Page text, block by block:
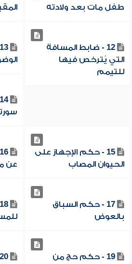
طفل مات بعد ولادته
12 - ضابط المسافة
التي يُترخص فيها
للتيمم
15 - حكم الإجهاز على
الحيوان المصاب
عن
17 - حكم السباق
بالعوض
19 - حكم حج من